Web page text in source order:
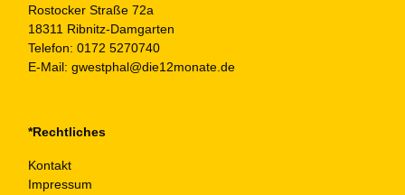
Rostocker Straße 72a
18311 Ribnitz-Damgarten
Telefon: 0172 5270740
E-Mail: gwestphal@die12monate.de
*Rechtliches
Kontakt
Impressum